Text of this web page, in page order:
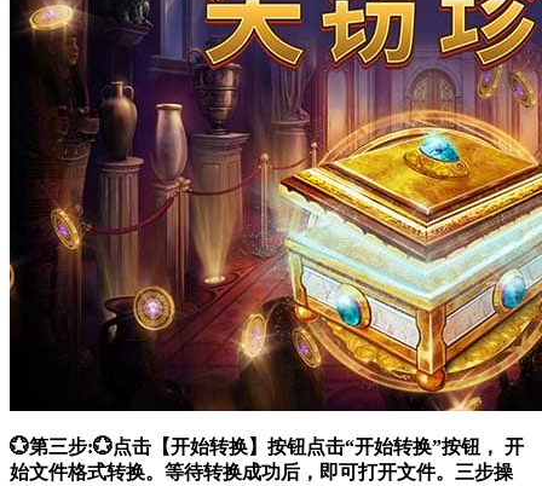
💮第三步:💮点击【开始转换】按钮点击“开始转换”按钮， 开
始文件格式转换。等待转换成功后，即可打开文件。三步操